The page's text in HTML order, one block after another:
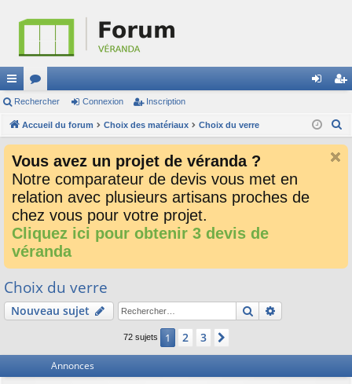
ac
co
ci
or
u
s
ne cri
Rechercher Connexion Inscription
Accueil du forum Choix des matériaux Choix du verre
Vous avez un projet de véranda ?
Notre comparateur de devis vous met en
relation avec plusieurs artisans proches de
chez vous pour votre projet.
Cliquez ici pour obtenir 3 devis de
véranda
Choix du verre
Nouveau sujet Rechercher
72 sujets 1 2 3
Annonces